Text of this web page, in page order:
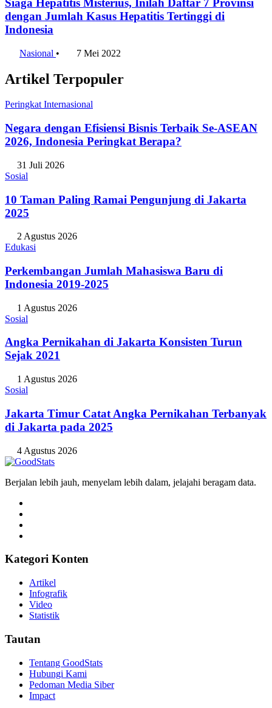
Siaga Hepatitis Misterius, Inilah Daftar 7 Provinsi
dengan Jumlah Kasus Hepatitis Tertinggi di
Indonesia
Nasional • 7 Mei 2022
Artikel Terpopuler
Peringkat Internasional
Negara dengan Efisiensi Bisnis Terbaik Se-ASEAN
2026, Indonesia Peringkat Berapa?
31 Juli 2026
Sosial
10 Taman Paling Ramai Pengunjung di Jakarta
2025
2 Agustus 2026
Edukasi
Perkembangan Jumlah Mahasiswa Baru di
Indonesia 2019-2025
1 Agustus 2026
Sosial
Angka Pernikahan di Jakarta Konsisten Turun
Sejak 2021
1 Agustus 2026
Sosial
Jakarta Timur Catat Angka Pernikahan Terbanyak
di Jakarta pada 2025
4 Agustus 2026
Berjalan lebih jauh, menyelam lebih dalam, jelajahi beragam data.
Kategori Konten
Artikel
Infografik
Video
Statistik
Tautan
Tentang GoodStats
Hubungi Kami
Pedoman Media Siber
Impact